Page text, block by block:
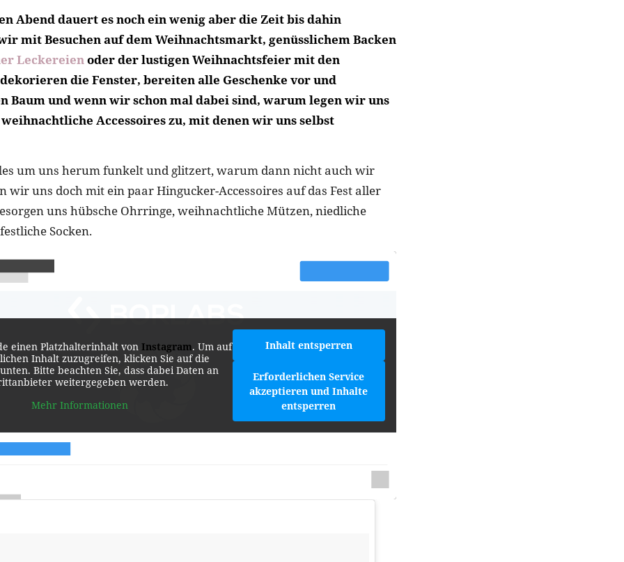
Abend dauert es noch ein wenig aber die Zeit bis dahin
mit Besuchen auf dem Weihnachtsmarkt, genüsslichem Backen
Leckereienoder der lustigen Weihnachtsfeier mit den
die Fenster, bereiten alle Geschenke vor und
Baum und wenn wir schon mal dabei sind, warum legen wir uns
Accessoires zu, mit denen wir uns selbst
um uns herum funkelt und glitzert, warum dann nicht auch wir
wir uns doch mit ein paar Hingucker-Accessoires auf das Fest aller
uns hübsche Ohrringe, weihnachtliche Mützen, niedliche
Socken.
einen Platzhalterinhalt von Instagram. Um auf
Inhalt zuzugreifen, klicken Sie auf die
Bitte beachten Sie, dass dabei Daten an
weitergegeben werden.
Mehr Informationen
Inhalt entsperren
Erforderlichen Service
akzeptieren und Inhalte
entsperren